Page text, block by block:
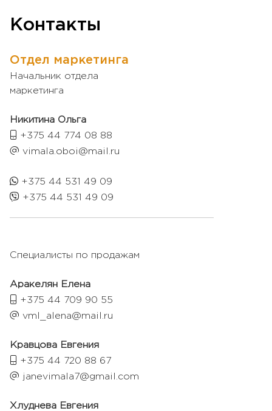
Контакты
Отдел маркетинга
Начальник отдела
маркетинга
Никитина Ольга
+375 44 774 08 88
vimala.oboi@mail.ru
+375 44 531 49 09
+375 44 531 49 09
Специалисты по продажам
Аракелян Елена
+375 44 709 90 55
vml_alena@mail.ru
Кравцова Евгения
+375 44 720 88 67
janevimala7@gmail.com
Хлуднева Евгения